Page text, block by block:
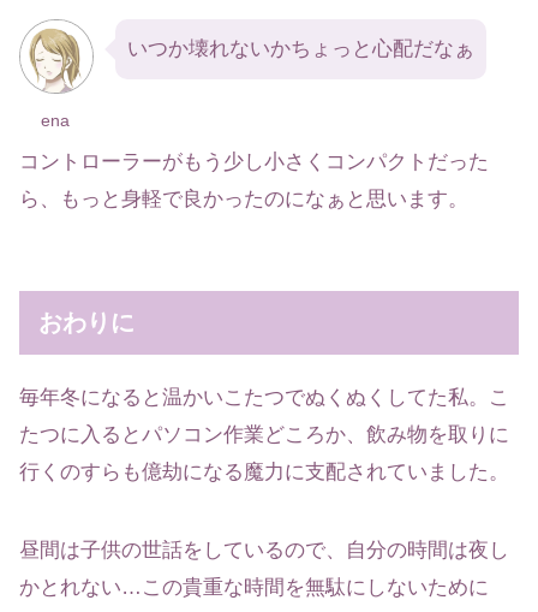
ena
いつか壊れないかちょっと心配だなぁ
コントローラーがもう少し小さくコンパクトだった
ら、もっと身軽で良かったのになぁと思います。
おわりに
毎年冬になると温かいこたつでぬくぬくしてた私。こ
たつに入るとパソコン作業どころか、飲み物を取りに
行くのすらも億劫になる魔力に支配されていました。
昼間は子供の世話をしているので、自分の時間は夜し
かとれない…この貴重な時間を無駄にしないために